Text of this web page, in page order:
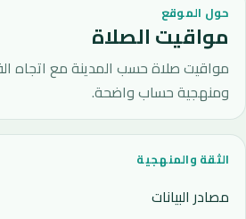
حول الموقع
مواقيت الصلاة
مواقيت صلاة حسب المدينة مع اتجاه
ومنهجية حساب واضحة.
الثقة والمنهجية
مصادر البيانات